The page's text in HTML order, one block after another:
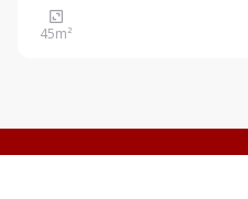
oferecer conforto,
cada detalhe. Com
45m²